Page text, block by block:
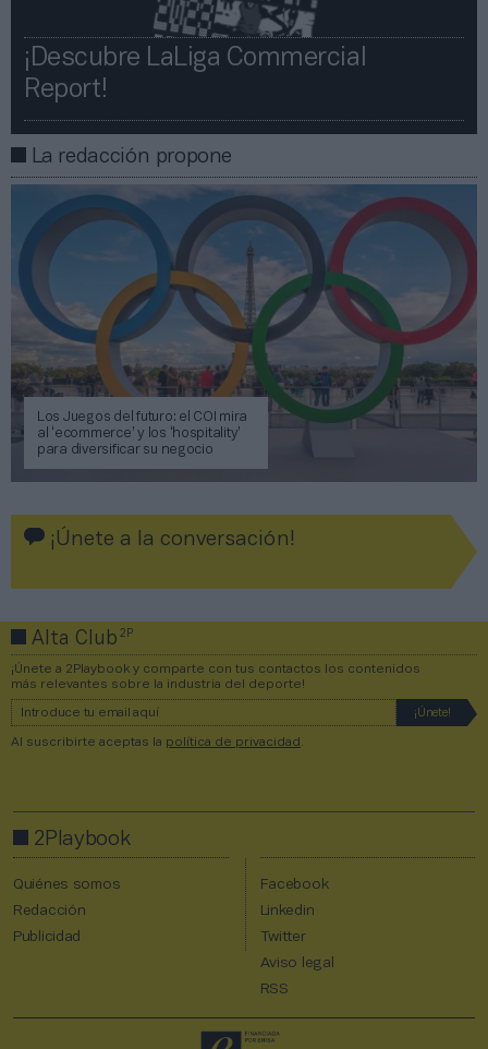
¡Descubre LaLiga Commercial
Report!​​
La redacción propone
Los Juegos del futuro: el COI mira
al ‘ecommerce’ y los ‘hospitality’
para diversificar su negocio
¡Únete a la conversación!
Alta Club2P
¡Únete a 2Playbook y comparte con tus contactos los contenidos
más relevantes sobre la industria del deporte!
Al suscribirte aceptas la política de privacidad
2Playbook
Quiénes somos
Redacción
Publicidad
Facebook
Linkedin
Twitter
Aviso legal
RSS